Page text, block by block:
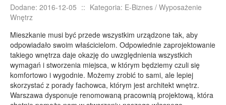
Elektronika, RTV, AGD
Ogród, Rośliny
Chemia
Art. Spożywcze
Materiały Eksploatacyjne
Inne Sklepy
Dodane: 2016-12-05 :: Kategoria: E-Biznes / Wyposażenie
Wnętrz
Mieszkanie musi być przede wszystkim urządzone tak, aby
odpowiadało swoim właścicielom. Odpowiednie zaprojektowanie
takiego wnętrza daje okazję do uwzględnienia wszystkich
wymagań i stworzenia miejsca, w którym będziemy czuli się
komfortowo i wygodnie. Możemy zrobić to sami, ale lepiej
skorzystać z porady fachowca, którym jest architekt wnętrz.
Warszawa dysponuje renomowaną pracownią projektową, która